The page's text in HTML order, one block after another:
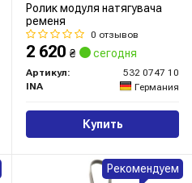
Ролик модуля натягувача
ременя
0 отзывов
2 620 ₴ сегодня
Артикул:
532 0747 10
INA
Германия
Купить
Рекомендуем